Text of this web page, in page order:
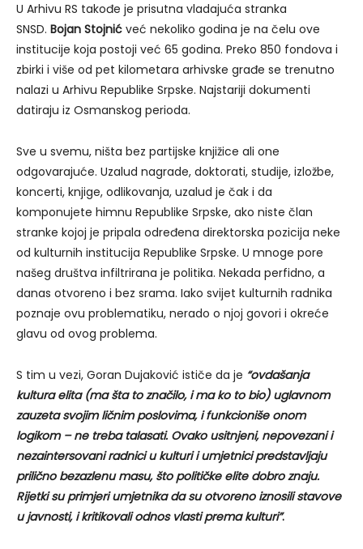
U Arhivu RS takođe je prisutna vladajuća stranka
SNSD. Bojan Stojnić već nekoliko godina je na čelu ove
institucije koja postoji već 65 godina. Preko 850 fondova i
zbirki i više od pet kilometara arhivske građe se trenutno
nalazi u Arhivu Republike Srpske. Najstariji dokumenti
datiraju iz Osmanskog perioda.
Sve u svemu, ništa bez partijske knjižice ali one
odgovarajuće. Uzalud nagrade, doktorati, studije, izložbe,
koncerti, knjige, odlikovanja, uzalud je čak i da
komponujete himnu Republike Srpske, ako niste član
stranke kojoj je pripala određena direktorska pozicija neke
od kulturnih institucija Republike Srpske. U mnoge pore
našeg društva infiltrirana je politika. Nekada perfidno, a
danas otvoreno i bez srama. Iako svijet kulturnih radnika
poznaje ovu problematiku, nerado o njoj govori i okreće
glavu od ovog problema.
S tim u vezi, Goran Dujaković ističe da je “ovdašanja
kultura elita (ma šta to značilo, i ma ko to bio) uglavnom
zauzeta svojim ličnim poslovima, i funkcioniše onom
logikom – ne treba talasati. Ovako usitnjeni, nepovezani i
nezaintersovani radnici u kulturi i umjetnici predstavljaju
prilično bezazlenu masu, što političke elite dobro znaju.
Rijetki su primjeri umjetnika da su otvoreno iznosili stavove
u javnosti, i kritikovali odnos vlasti prema kulturi”.